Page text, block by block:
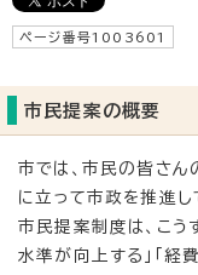
ページ番号1003601
市民提案の概要
市では、市民の皆さん
に立って市政を推進し
市民提案制度は、こう
水準が向上する」「経